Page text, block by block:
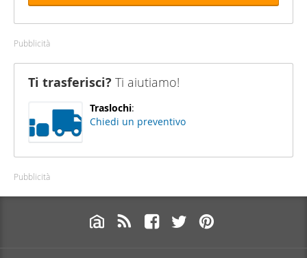
Pubblicità
Ti trasferisci? Ti aiutiamo!
Traslochi:
Chiedi un preventivo
Pubblicità